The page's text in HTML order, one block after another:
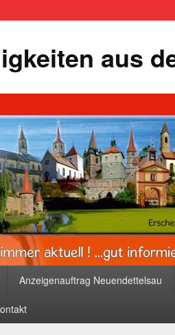
aus
Anzeigenauftrag Neuendettelsau